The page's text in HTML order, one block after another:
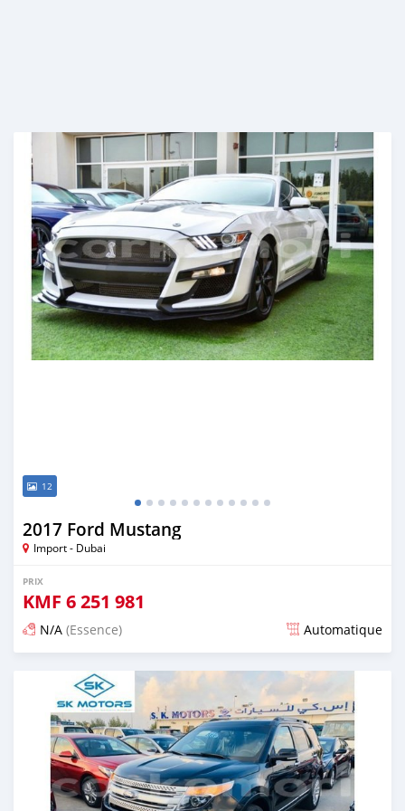
12
2017 Ford Mustang
Import - Dubai
PRIX
KMF 6 251 981
N/A (Essence) Automatique
Publié il y a presque 6 ans